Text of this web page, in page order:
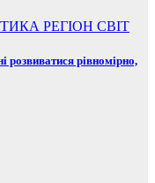
РЕГІОН СВІТ
розвиватися рівномірно,